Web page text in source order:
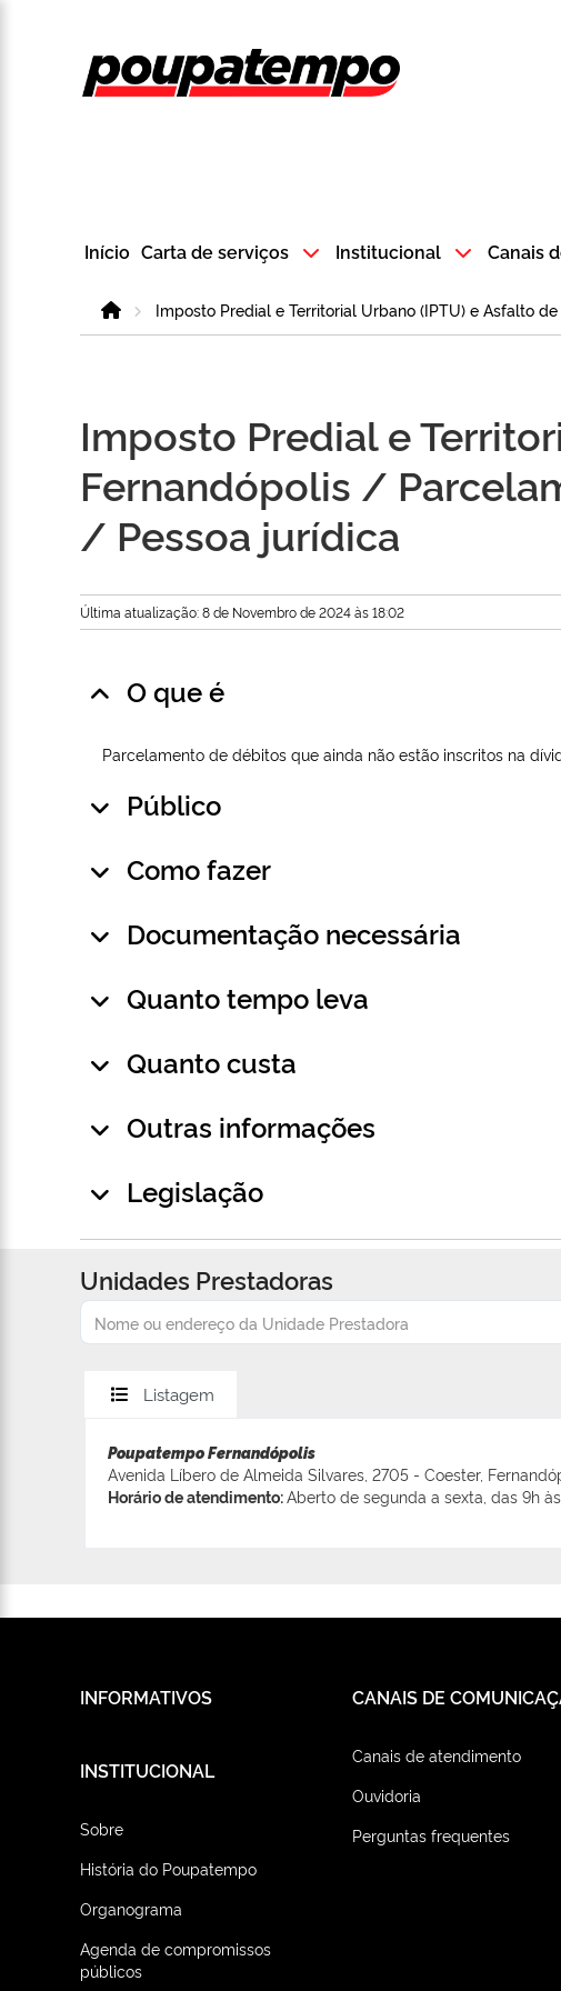
Logo do Poupatempo
Início Carta de serviços Institucional Canais
HomeImposto Predial e Territorial Urbano (IPTU) e Asfalto
Imposto Predial e
Fernandópolis /
/ Pessoa jurídica
Última atualização: 8 de Novembro de 2024 às 18:02
O que é
Parcelamento de débitos que ainda não estão inscritos na
Público
Como fazer
Documentação necessária
Quanto tempo leva
Quanto custa
Outras informações
Legislação
Unidades Prestadoras
Listagem
Poupatempo Fernandópolis
Avenida Líbero de Almeida Silvares, 2705 - Coester,
Horário de atendimento:Aberto de segunda a sexta, das 9h
INFORMATIVOS CANAIS DE
Canais de atendimento
Ouvidoria
Perguntas frequentes
INSTITUCIONAL
Sobre
História do Poupatempo
Organograma
Agenda de compromissos
públicos